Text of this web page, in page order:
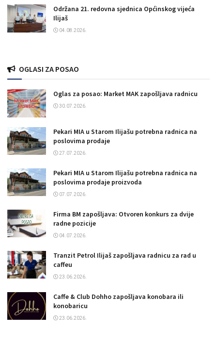
Održana 21. redovna sjednica Općinskog vijeća
Ilijaš
04.08.2026.
OGLASI ZA POSAO
Oglas za posao: Market MAK zapošljava radnicu
30.07.2026.
Pekari MIA u Starom Ilijašu potrebna radnica na
poslovima prodaje
27.07.2026.
Pekari MIA u Starom Ilijašu potrebna radnica na
poslovima prodaje proizvoda
07.07.2026.
Firma BM zapošljava: Otvoren konkurs za dvije
radne pozicije
04.07.2026.
Tranzit Petrol Ilijaš zapošljava radnicu za rad u
caffeu
23.06.2026.
Caffe & Club Dohho zapošljava konobara ili
konobaricu
23.06.2026.